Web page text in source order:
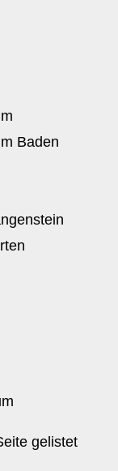
Baden
gelistet